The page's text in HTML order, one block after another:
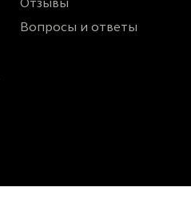
Вопросы и ответы